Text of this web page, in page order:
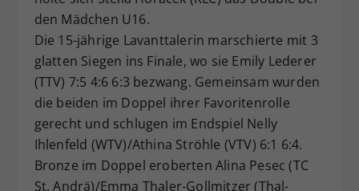
den Mädchen U16.
Die 15-jährige Lavanttalerin marschierte mit 3
glatten Siegen ins Finale, wo sie Emily Lederer
(TTV) 7:5 4:6 6:3 bezwang. Gemeinsam wurden
die beiden im Doppel ihrer Favoritenrolle
gerecht und schlugen im Endspiel Nelly
Ihlenfeld (WTV)/Athina Ströhle (VTV) 6:1 6:4.
Bronze im Doppel eroberten Alina Pesec (TC
St. Andrä)/Emma Thaler-Gollmitzer (Thal-
Zweck
Dieser Wert speichert Ihre Consent-
Einstellungen. Unter anderem eine
zufällig generierte ID, für die
historische Speicherung Ihrer
vorgenommen Einstellungen, falls der
Webseiten-Betreiber dies eingestellt
hat.